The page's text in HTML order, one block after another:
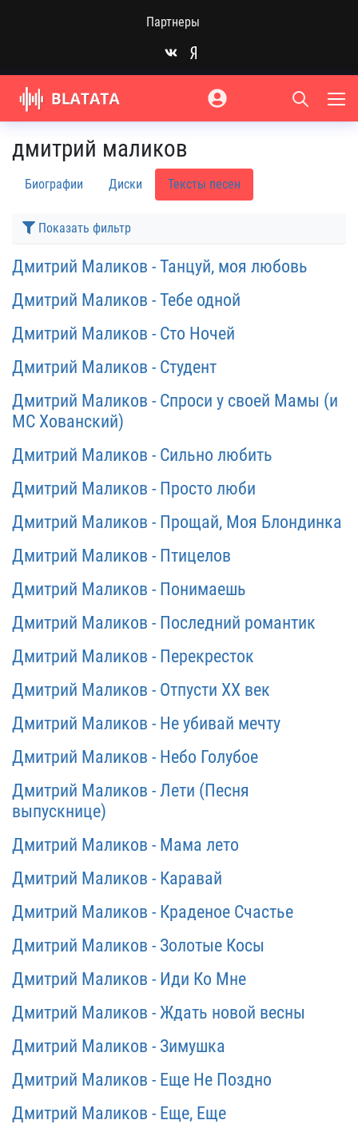
Партнеры
дмитрий маликов
Биографии Диски Тексты песен
Показать фильтр
Дмитрий Маликов - Танцуй, моя любовь
Дмитрий Маликов - Тебе одной
Дмитрий Маликов - Сто Ночей
Дмитрий Маликов - Студент
Дмитрий Маликов - Спроси у своей Мамы (и
МС Хованский)
Дмитрий Маликов - Сильно любить
Дмитрий Маликов - Просто люби
Дмитрий Маликов - Прощай, Моя Блондинка
Дмитрий Маликов - Птицелов
Дмитрий Маликов - Понимаешь
Дмитрий Маликов - Последний романтик
Дмитрий Маликов - Перекресток
Дмитрий Маликов - Отпусти XX век
Дмитрий Маликов - Не убивай мечту
Дмитрий Маликов - Небо Голубое
Дмитрий Маликов - Лети (Песня
выпускнице)
Дмитрий Маликов - Мама лето
Дмитрий Маликов - Каравай
Дмитрий Маликов - Краденое Счастье
Дмитрий Маликов - Золотые Косы
Дмитрий Маликов - Иди Ко Мне
Дмитрий Маликов - Ждать новой весны
Дмитрий Маликов - Зимушка
Дмитрий Маликов - Еще Не Поздно
Дмитрий Маликов - Еще, Еще